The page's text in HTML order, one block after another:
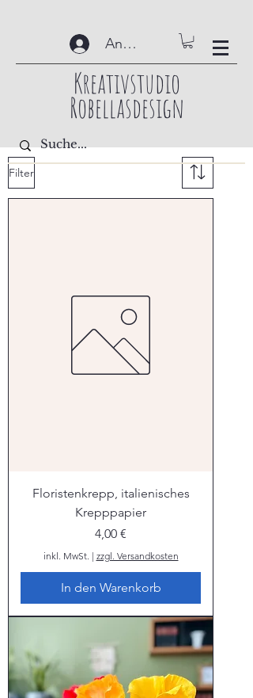
Anmelden
Kreativstudio
Robellasdesign
Filter
Floristenkrepp, italienisches
Krepppapier
Preis
4,00 €
inkl. MwSt. | zzgl. Versandkosten
In den Warenkorb